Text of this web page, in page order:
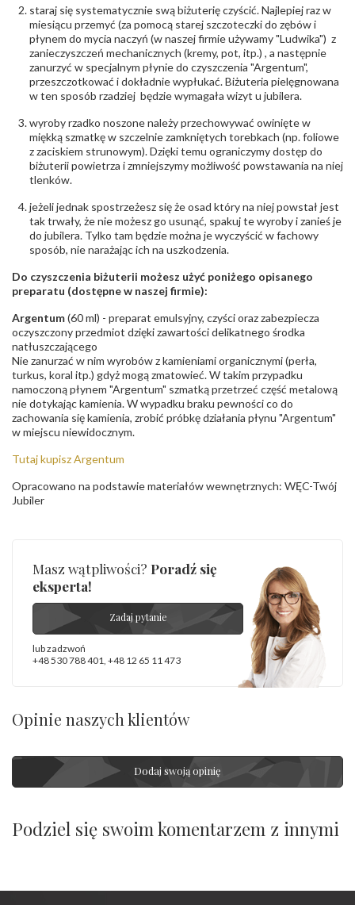
odpowiedzialny:
Opole; NIP 7542889545; Tel. +48 77 54 90 100;
biuro@stelmach.pl
Bezpieczeństwo
- rodzaj
ostrzeżenia:
Nie nadaje się dla dzieci w wieku poniżej 3 lat
,Elementy w wyrobie wykonane z białego złota
zawierają nikiel
staraj się systematycznie swą biżuterię czyścić. Najlepiej raz w
miesiącu przemyć (za pomocą starej szczoteczki do zębów i
płynem do mycia naczyń (w naszej firmie używamy "Ludwika") z
zanieczyszczeń mechanicznych (kremy, pot, itp.) , a następnie
zanurzyć w specjalnym płynie do czyszczenia "Argentum",
przeszczotkować i dokładnie wypłukać. Biżuteria pielęgnowana
w ten sposób rzadziej będzie wymagała wizyt u jubilera.
wyroby rzadko noszone należy przechowywać owinięte w
miękką szmatkę w szczelnie zamkniętych torebkach (np. foliowe
z zaciskiem strunowym). Dzięki temu ograniczymy dostęp do
biżuterii powietrza i zmniejszymy możliwość powstawania na niej
tlenków.
jeżeli jednak spostrzeżesz się że osad który na niej powstał jest
tak trwały, że nie możesz go usunąć, spakuj te wyroby i zanieś je
do jubilera. Tylko tam będzie można je wyczyścić w fachowy
sposób, nie narażając ich na uszkodzenia.
Do czyszczenia biżuterii możesz użyć poniżego opisanego
preparatu (dostępne w naszej firmie):
Argentum(60 ml) - preparat emulsyjny, czyści oraz zabezpiecza
oczyszczony przedmiot dzięki zawartości delikatnego środka
natłuszczającego
Nie zanurzać w nim wyrobów z kamieniami organicznymi (perła,
turkus, koral itp.) gdyż mogą zmatowieć. W takim przypadku
namoczoną płynem "Argentum" szmatką przetrzeć część metalową
nie dotykając kamienia. W wypadku braku pewności co do
zachowania się kamienia, zrobić próbkę działania płynu "Argentum"
w miejscu niewidocznym.
Tutaj kupisz Argentum
Opracowano na podstawie materiałów wewnętrznych: WĘC-Twój
Jubiler
Masz wątpliwości? Poradź się
eksperta!
Zadaj pytanie
lub zadzwoń
+48 530 788 401 +48 12 65 11 473
Opinie naszych klientów
Dodaj swoją opinię
Podziel się swoim komentarzem z innymi